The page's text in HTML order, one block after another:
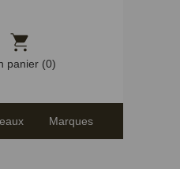
panier (0)
Marques